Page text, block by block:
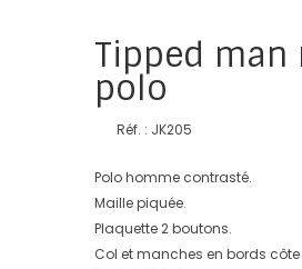
Tipped man
polo
Réf. : JK205
Polo homme contrasté.
Maille piquée.
Plaquette 2 boutons.
Col et manches en bords côte